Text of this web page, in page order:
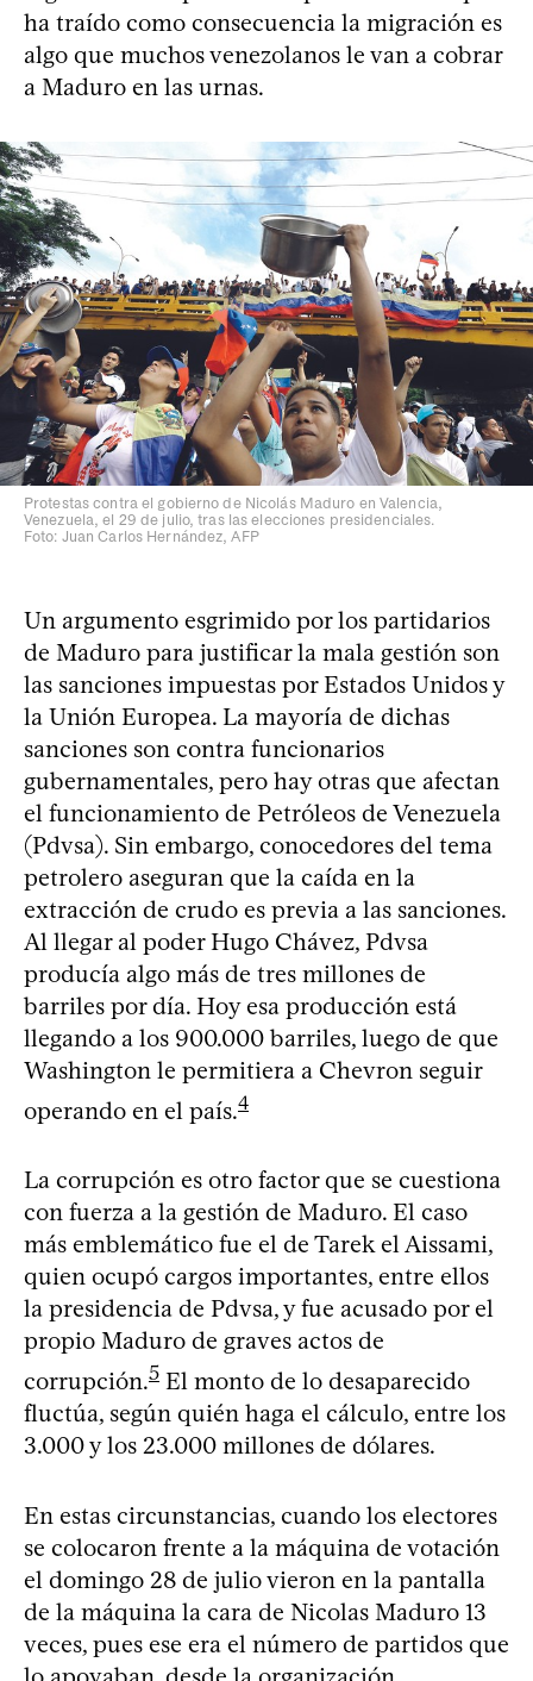
ha traído como consecuencia la migración es
algo que muchos venezolanos le van a cobrar
a Maduro en las urnas.
Protestas contra el gobierno de Nicolás Maduro en Valencia,
Venezuela, el 29 de julio, tras las elecciones presidenciales.
Foto: Juan Carlos Hernández, AFP
Un argumento esgrimido por los partidarios
de Maduro para justificar la mala gestión son
las sanciones impuestas por Estados Unidos y
la Unión Europea. La mayoría de dichas
sanciones son contra funcionarios
gubernamentales, pero hay otras que afectan
el funcionamiento de Petróleos de Venezuela
(Pdvsa). Sin embargo, conocedores del tema
petrolero aseguran que la caída en la
extracción de crudo es previa a las sanciones.
Al llegar al poder Hugo Chávez, Pdvsa
producía algo más de tres millones de
barriles por día. Hoy esa producción está
llegando a los 900.000 barriles, luego de que
Washington le permitiera a Chevron seguir
operando en el país.4
La corrupción es otro factor que se cuestiona
con fuerza a la gestión de Maduro. El caso
más emblemático fue el de Tarek el Aissami,
quien ocupó cargos importantes, entre ellos
la presidencia de Pdvsa, y fue acusado por el
propio Maduro de graves actos de
corrupción.5 El monto de lo desaparecido
fluctúa, según quién haga el cálculo, entre los
3.000 y los 23.000 millones de dólares.
En estas circunstancias, cuando los electores
se colocaron frente a la máquina de votación
el domingo 28 de julio vieron en la pantalla
de la máquina la cara de Nicolas Maduro 13
veces, pues ese era el número de partidos que